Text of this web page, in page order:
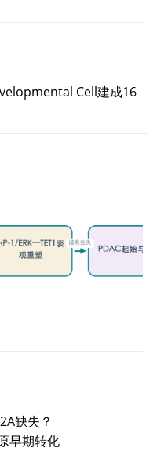
Cell建成16
缺失？
早期转化